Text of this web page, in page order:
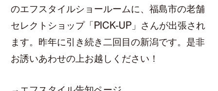
のエフスタイルショールームに、福島市の老舗
セレクトショップ「PICK-UP」さんが出張され
ます。昨年に引き続き二回目の新潟です。是非
お誘いあわせの上お越しください！